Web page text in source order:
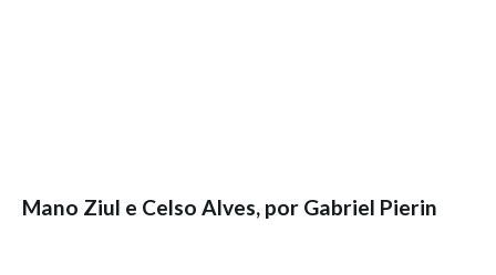
Mano Ziul e Celso Alves, por Gabriel Pierin